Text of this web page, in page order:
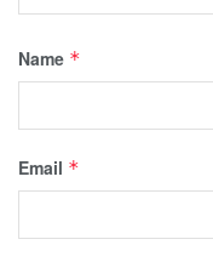
Name *
Email *